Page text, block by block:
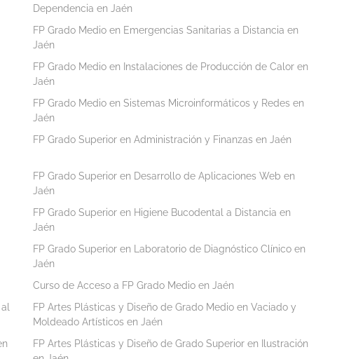
Dependencia en Jaén
FP Grado Medio en Emergencias Sanitarias a Distancia en
Jaén
FP Grado Medio en Instalaciones de Producción de Calor en
Jaén
FP Grado Medio en Sistemas Microinformáticos y Redes en
Jaén
FP Grado Superior en Administración y Finanzas en Jaén
FP Grado Superior en Desarrollo de Aplicaciones Web en
Jaén
FP Grado Superior en Higiene Bucodental a Distancia en
Jaén
FP Grado Superior en Laboratorio de Diagnóstico Clínico en
Jaén
Curso de Acceso a FP Grado Medio en Jaén
FP Artes Plásticas y Diseño de Grado Medio en Vaciado y
Moldeado Artísticos en Jaén
FP Artes Plásticas y Diseño de Grado Superior en Ilustración